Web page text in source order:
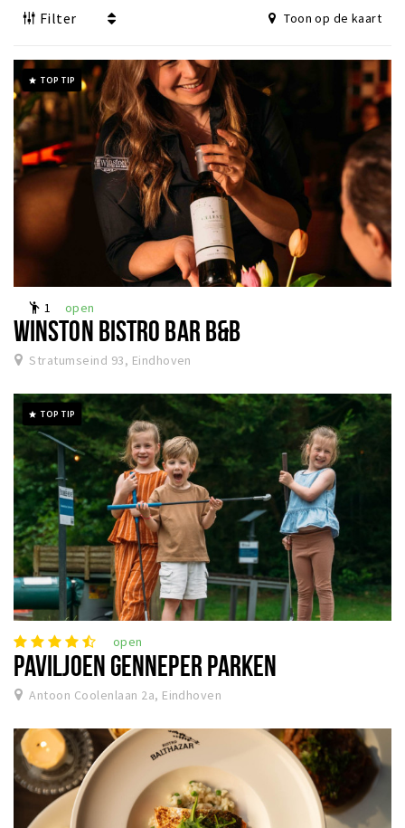
Winkels
Aanbiedingen
Ook reclame maken?
Over Eindhovens Rondje
Inloggen
Filter Toon op de kaart
grade TOP TIP
emoji_people 1 open
WINSTON BISTRO BAR B&B
Stratumseind 93, Eindhoven
grade TOP TIP
open
PAVILJOEN GENNEPER PARKEN
Antoon Coolenlaan 2a, Eindhoven